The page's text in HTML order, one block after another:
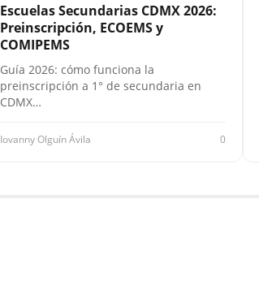
Escuelas Secundarias CDMX 2026:
Preinscripción, ECOEMS y
COMIPEMS
Guía 2026: cómo funciona la
preinscripción a 1° de secundaria en
CDMX…
Iovanny Olguín Ávila 0